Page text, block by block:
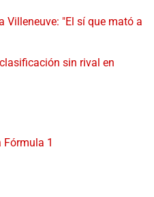
Villeneuve: "El sí que mató a
sin rival en
Fórmula 1